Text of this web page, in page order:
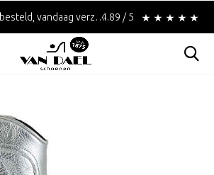
vandaag verzonden! Betaal achteraf met
4.89 / 5